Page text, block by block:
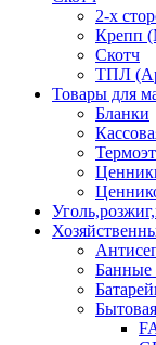
2-х
Крепп
Скотч
ТПЛ
Товары для
Бланки
Банные